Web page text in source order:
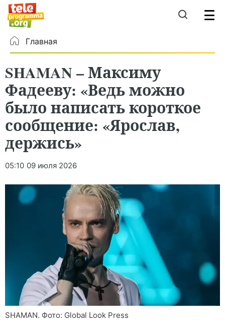
Главная
SHAMAN – Максиму
Фадееву: «Ведь можно
было написать короткое
сообщение: «Ярослав,
держись»
05:10 09 июля 2026
SHAMAN. Фото: Global Look Press